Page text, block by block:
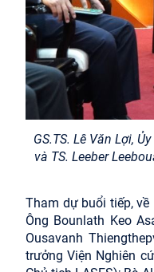
GS.TS. Lê Văn Lợi,
và TS. Leeber
Tham dự buổi tiếp, về
Ông Bounlath Keo
Ousavanh
trưởng Viện Nghiên